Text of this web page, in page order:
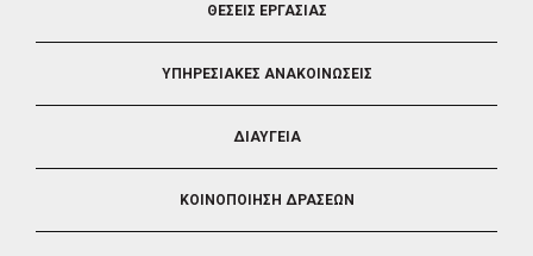
ΘΕΣΕΙΣ ΕΡΓΑΣΙΑΣ
ΥΠΗΡΕΣΙΑΚΕΣ ΑΝΑΚΟΙΝΩΣΕΙΣ
ΔΙΑΥΓΕΙΑ
ΚΟΙΝΟΠΟΙΗΣΗ ΔΡΑΣΕΩΝ